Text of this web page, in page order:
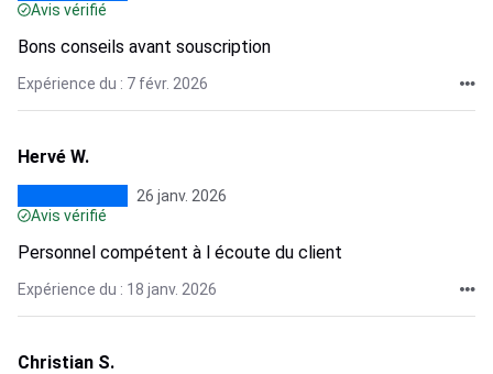
Avis vérifié
Bons conseils avant souscription
Expérience du : 7 févr. 2026
Hervé W.
26 janv. 2026
Avis vérifié
Personnel compétent à l écoute du client
Expérience du : 18 janv. 2026
Christian S.